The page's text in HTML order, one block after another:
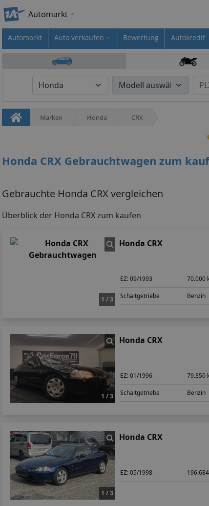
Automarkt
Automarkt Auto verkaufen Bewertung Autokredit
Marken Honda CRX
Honda CRX Gebrauchtwagen zum
Gebrauchte Honda CRX vergleichen
Überblick der Honda CRX zum kaufen
1 / 3
Honda CRX
EZ:09/1993 70.000
Schaltgetriebe Benzin
1 / 3
Honda CRX
EZ:01/1996 79.350
Schaltgetriebe Benzin
1 / 3
Honda CRX
EZ:05/1998